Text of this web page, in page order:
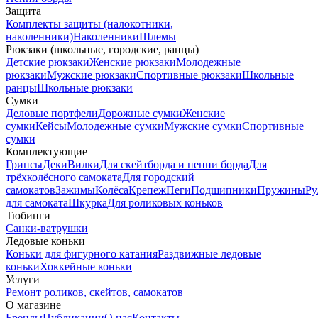
Защита
Комплекты защиты (налокотники,
наколенники)НаколенникиШлемы
Рюкзаки (школьные, городские, ранцы)
Детские рюкзакиЖенские рюкзакиМолодежные
рюкзакиМужские рюкзакиСпортивные рюкзакиШкольные
ранцыШкольные рюкзаки
Сумки
Деловые портфелиДорожные сумкиЖенские
сумкиКейсыМолодежные сумкиМужские сумкиСпортивные
сумки
Комплектующие
ГрипсыДекиВилкиДля скейтборда и пенни бордаДля
трёхколёсного самокатаДля городский
самокатовЗажимыКолёсаКрепежПегиПодшипникиПружины
для самокатаШкуркаДля роликовых коньков
Тюбинги
Санки-ватрушки
Ледовые коньки
Коньки для фигурного катанияРаздвижные ледовые
конькиХоккейные коньки
Услуги
Ремонт роликов, скейтов, самокатов
О магазине